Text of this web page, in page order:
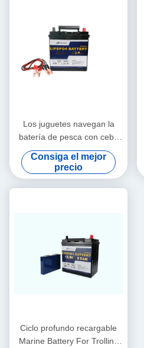
Los juguetes navegan la
batería de pesca con cebo
de cuchara con cebo de
cuchara Lifepo4 12V 50Ah
del motor del litio médico
Consiga el mejor
precio
Ciclo profundo recargable
Marine Battery For Trolling